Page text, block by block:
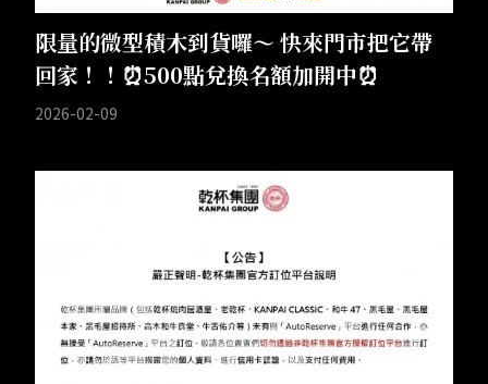
限量的微型積木到貨囉～ 快來門市把它帶
回家！！⏰500點兌換名額加開中⏰
2026-02-09